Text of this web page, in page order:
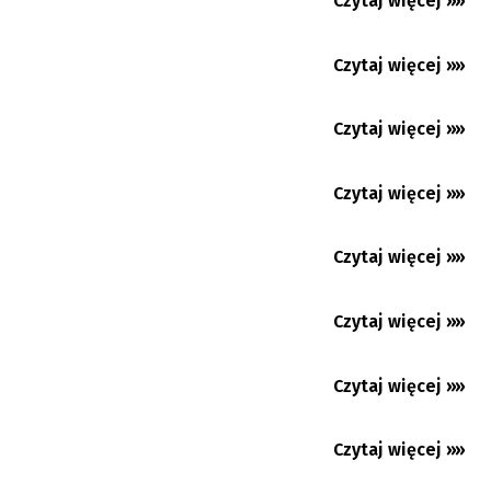
27.07.2026
Czytaj więcej »»
24.07.2026
Czytaj więcej »»
23.07.2026
Czytaj więcej »»
18.07.2026
Czytaj więcej »»
17.07.2026
Czytaj więcej »»
16.07.2026
Czytaj więcej »»
14.07.2026
Czytaj więcej »»